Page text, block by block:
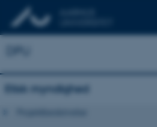
Etisk myndighed